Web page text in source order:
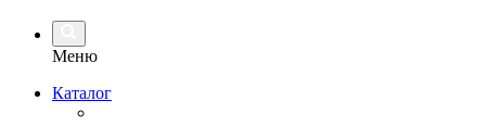
Меню
Каталог